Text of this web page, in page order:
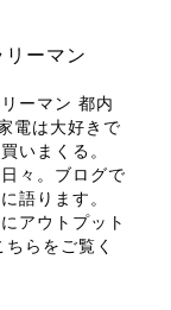
リーマン
ーマン 都内
電は大好きで
いまくる。
々。ブログで
語ります。
アウトプット
らをご覧く